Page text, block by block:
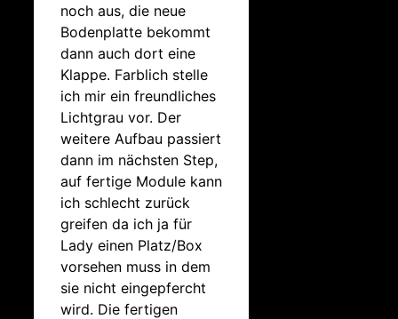
noch aus, die neue
Bodenplatte bekommt
dann auch dort eine
Klappe. Farblich stelle
ich mir ein freundliches
Lichtgrau vor. Der
weitere Aufbau passiert
dann im nächsten Step,
auf fertige Module kann
ich schlecht zurück
greifen da ich ja für
Lady einen Platz/Box
vorsehen muss in dem
sie nicht eingepfercht
wird. Die fertigen